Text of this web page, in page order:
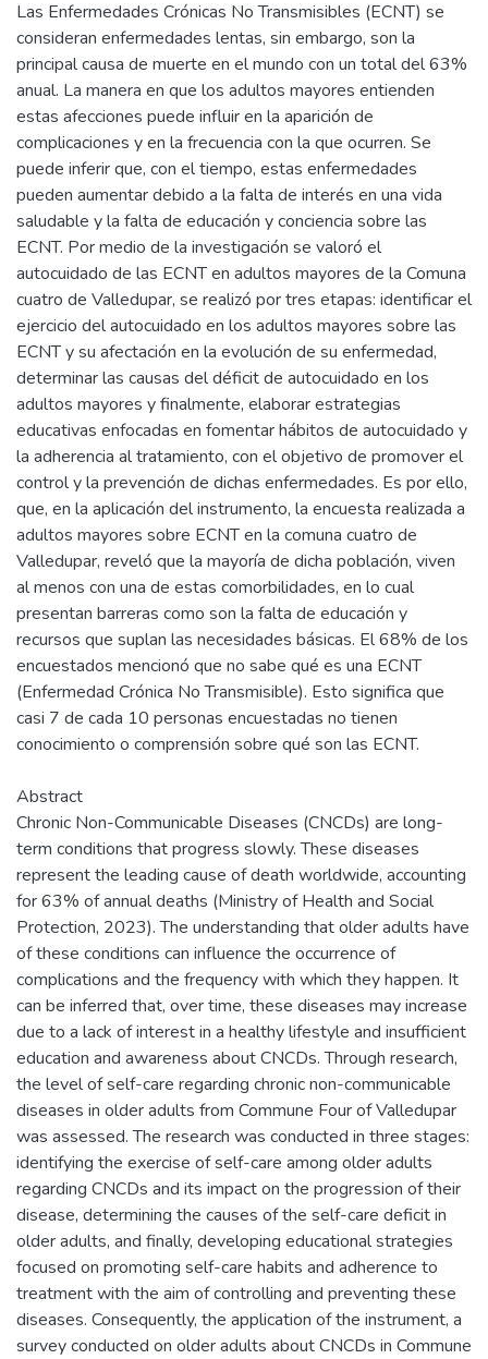
Las Enfermedades Crónicas No Transmisibles (ECNT) se
consideran enfermedades lentas, sin embargo, son la
principal causa de muerte en el mundo con un total del 63%
anual. La manera en que los adultos mayores entienden
estas afecciones puede influir en la aparición de
complicaciones y en la frecuencia con la que ocurren. Se
puede inferir que, con el tiempo, estas enfermedades
pueden aumentar debido a la falta de interés en una vida
saludable y la falta de educación y conciencia sobre las
ECNT. Por medio de la investigación se valoró el
autocuidado de las ECNT en adultos mayores de la Comuna
cuatro de Valledupar, se realizó por tres etapas: identificar el
ejercicio del autocuidado en los adultos mayores sobre las
ECNT y su afectación en la evolución de su enfermedad,
determinar las causas del déficit de autocuidado en los
adultos mayores y finalmente, elaborar estrategias
educativas enfocadas en fomentar hábitos de autocuidado y
la adherencia al tratamiento, con el objetivo de promover el
control y la prevención de dichas enfermedades. Es por ello,
que, en la aplicación del instrumento, la encuesta realizada a
adultos mayores sobre ECNT en la comuna cuatro de
Valledupar, reveló que la mayoría de dicha población, viven
al menos con una de estas comorbilidades, en lo cual
presentan barreras como son la falta de educación y
recursos que suplan las necesidades básicas. El 68% de los
encuestados mencionó que no sabe qué es una ECNT
(Enfermedad Crónica No Transmisible). Esto significa que
casi 7 de cada 10 personas encuestadas no tienen
conocimiento o comprensión sobre qué son las ECNT.
Abstract
Chronic Non-Communicable Diseases (CNCDs) are long-
term conditions that progress slowly. These diseases
represent the leading cause of death worldwide, accounting
for 63% of annual deaths (Ministry of Health and Social
Protection, 2023). The understanding that older adults have
of these conditions can influence the occurrence of
complications and the frequency with which they happen. It
can be inferred that, over time, these diseases may increase
due to a lack of interest in a healthy lifestyle and insufficient
education and awareness about CNCDs. Through research,
the level of self-care regarding chronic non-communicable
diseases in older adults from Commune Four of Valledupar
was assessed. The research was conducted in three stages:
identifying the exercise of self-care among older adults
regarding CNCDs and its impact on the progression of their
disease, determining the causes of the self-care deficit in
older adults, and finally, developing educational strategies
focused on promoting self-care habits and adherence to
treatment with the aim of controlling and preventing these
diseases. Consequently, the application of the instrument, a
survey conducted on older adults about CNCDs in Commune